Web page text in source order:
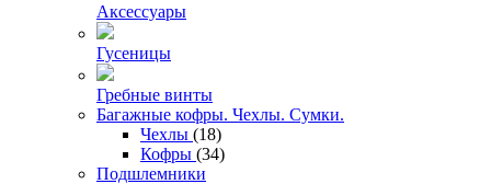
Аксессуары
Гусеницы
Гребные винты
Багажные кофры. Чехлы. Сумки.
Чехлы (18)
Кофры (34)
Подшлемники